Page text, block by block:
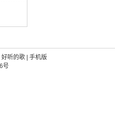
好听的歌
手机版
号